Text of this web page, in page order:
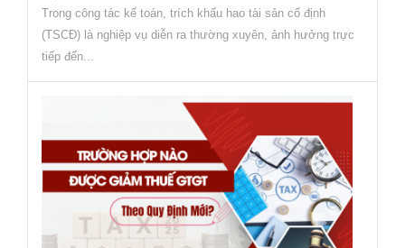
Trong công tác kế toán, trích khấu hao tài sản cố định
(TSCĐ) là nghiệp vụ diễn ra thường xuyên, ảnh hưởng trực
tiếp đến...